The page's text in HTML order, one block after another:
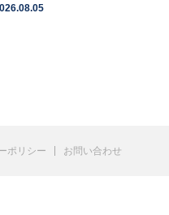
ポリシー お問い合わせ